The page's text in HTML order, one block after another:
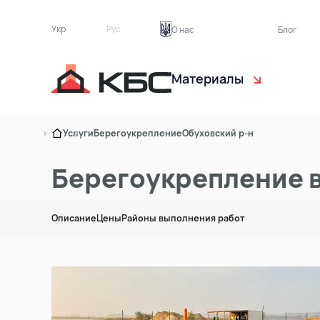
Укр Рус О нас Блог
Материалы
Песок
Кирпичный бой
УслугиБерегоукреплениеОбуховский р-н
Берегоукрепление
ОписаниеЦеныРайоны выполнения работ